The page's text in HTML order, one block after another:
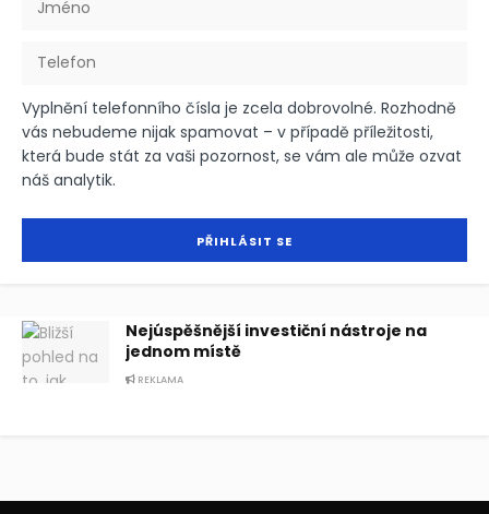
Vyplnění telefonního čísla je zcela dobrovolné. Rozhodně
vás nebudeme nijak spamovat – v případě příležitosti,
která bude stát za vaši pozornost, se vám ale může ozvat
náš analytik.
Nejúspěšnější investiční nástroje na
jednom místě
REKLAMA